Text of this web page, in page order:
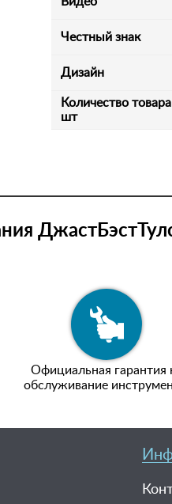
Честный знак
Дизайн
Количество
шт
Официальная гарантия
обслуживание